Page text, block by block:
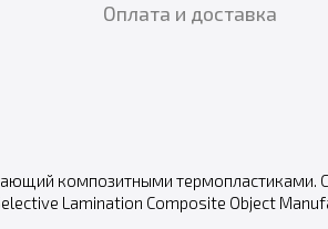
Оплата и доставка
композитными термопластиками.
Lamination Composite Object